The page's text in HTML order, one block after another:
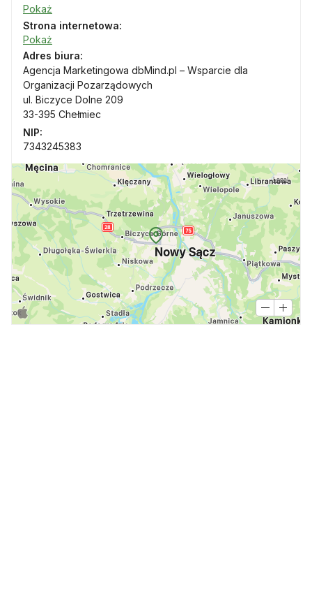
Pokaż
Strona internetowa:
Pokaż
Adres biura:
Agencja Marketingowa dbMind.pl – Wsparcie dla
Organizacji Pozarządowych
ul. Biczyce Dolne 209
33-395 Chełmiec
NIP:
7343245383
Legal